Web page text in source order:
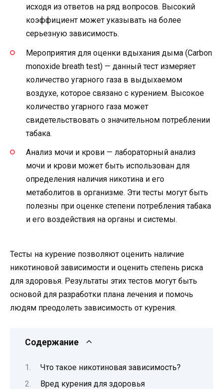
исходя из ответов на ряд вопросов. Высокий
коэффициент может указывать на более
серьезную зависимость.
Мероприятия для оценки вдыхания дыма (Carbon
monoxide breath test) — данный тест измеряет
количество угарного газа в выдыхаемом
воздухе, которое связано с курением. Высокое
количество угарного газа может
свидетельствовать о значительном потреблении
табака.
Анализ мочи и крови — лабораторный анализ
мочи и крови может быть использован для
определения наличия никотина и его
метаболитов в организме. Эти тесты могут быть
полезны при оценке степени потребления табака
и его воздействия на органы и системы.
Тесты на курение позволяют оценить наличие
никотиновой зависимости и оценить степень риска
для здоровья. Результаты этих тестов могут быть
основой для разработки плана лечения и помочь
людям преодолеть зависимость от курения.
Содержание
Что такое никотиновая зависимость?
Вред курения для здоровья